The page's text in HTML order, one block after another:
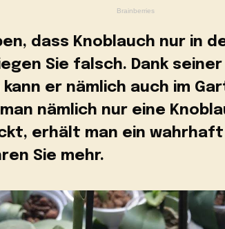
dass Knoblauch nur in
Sie falsch. Dank
er nämlich auch im
nämlich nur eine
erhält man ein
Sie mehr.